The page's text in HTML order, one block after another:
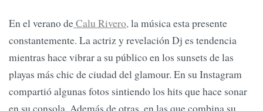
En el verano deCalu Rivero,la música esta presente
constantemente. La actriz y revelación Dj es tendencia
mientras hace vibrar a su público en los sunsets de las
playas más chic de ciudad del glamour. En su Instagram
compartió algunas fotos sintiendo los hits que hace sonar